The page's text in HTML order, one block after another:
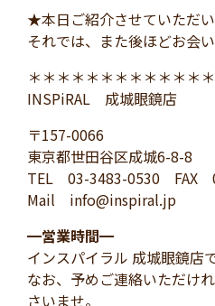
★本日ご紹介させていただ
それでは、また後ほどお会
＊＊＊＊＊＊＊＊＊＊＊＊
INSPiRAL 成城眼鏡店
〒157-0066
東京都世田谷区成城6-8-8
TEL 03-3483-0530 FAX
Mail info@inspiral.jp
━営業時間━
インスパイラル 成城眼鏡店
なお、予めご連絡いただけ
さいませ。